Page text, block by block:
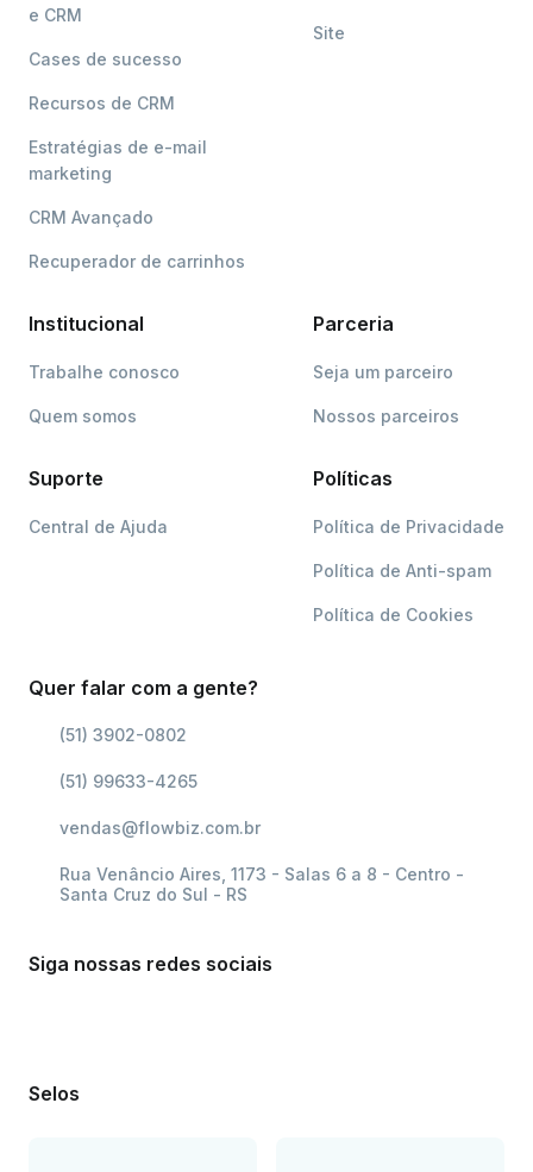
e CRM
Cases de sucesso
Recursos de CRM
Estratégias de e-mail
marketing
CRM Avançado
Recuperador de carrinhos
Site
Institucional
Trabalhe conosco
Quem somos
Parceria
Seja um parceiro
Nossos parceiros
Suporte
Central de Ajuda
Políticas
Política de Privacidade
Política de Anti-spam
Política de Cookies
Quer falar com a gente?
(51) 3902-0802
(51) 99633-4265
vendas@flowbiz.com.br
Rua Venâncio Aires, 1173 - Salas 6 a 8 - Centro -
Santa Cruz do Sul - RS
Siga nossas redes sociais
Selos